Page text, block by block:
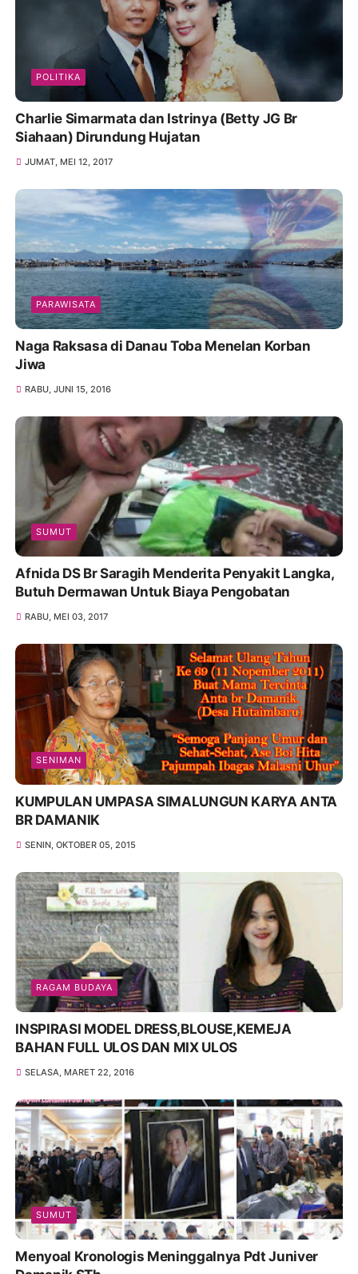
POLITIKA
Charlie Simarmata dan Istrinya (Betty JG Br
Siahaan) Dirundung Hujatan
JUMAT, MEI 12, 2017
PARAWISATA
Naga Raksasa di Danau Toba Menelan Korban
Jiwa
RABU, JUNI 15, 2016
SUMUT
Afnida DS Br Saragih Menderita Penyakit Langka,
Butuh Dermawan Untuk Biaya Pengobatan
RABU, MEI 03, 2017
SENIMAN
KUMPULAN UMPASA SIMALUNGUN KARYA ANTA
BR DAMANIK
SENIN, OKTOBER 05, 2015
RAGAM BUDAYA
INSPIRASI MODEL DRESS,BLOUSE,KEMEJA
BAHAN FULL ULOS DAN MIX ULOS
SELASA, MARET 22, 2016
SUMUT
Menyoal Kronologis Meninggalnya Pdt Juniver